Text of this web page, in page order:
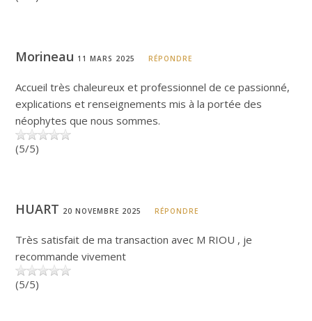
Morineau 11 MARS 2025 RÉPONDRE
Accueil très chaleureux et professionnel de ce passionné,
explications et renseignements mis à la portée des
néophytes que nous sommes.
(5/5)
HUART 20 NOVEMBRE 2025 RÉPONDRE
Très satisfait de ma transaction avec M RIOU , je
recommande vivement
(5/5)